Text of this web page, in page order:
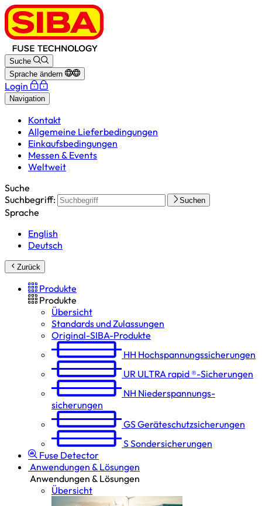
Suche
Sprache ändern
Login
Navigation
Kontakt
Allgemeine Lieferbedingungen
Einkaufsbedingungen
Messen & Events
Weltweit
Suche
Suchbegriff:
Suchen
Sprache
English
Deutsch
Zurück
Produkte
Produkte
Übersicht
Standards und Zulassungen
Original-SIBA-Produkte
HH Hochspannungs­sicherungen
UR ULTRA rapid ®-Sicherungen
NH Niederspannungs­
sicherungen
GSGeräteschutz­sicherungen
SSondersicherungen
Fuse Detector
Anwendungen & Lösungen
Anwendungen & Lösungen
Übersicht